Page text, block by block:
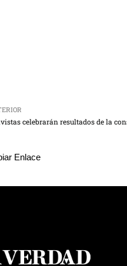
Enlace